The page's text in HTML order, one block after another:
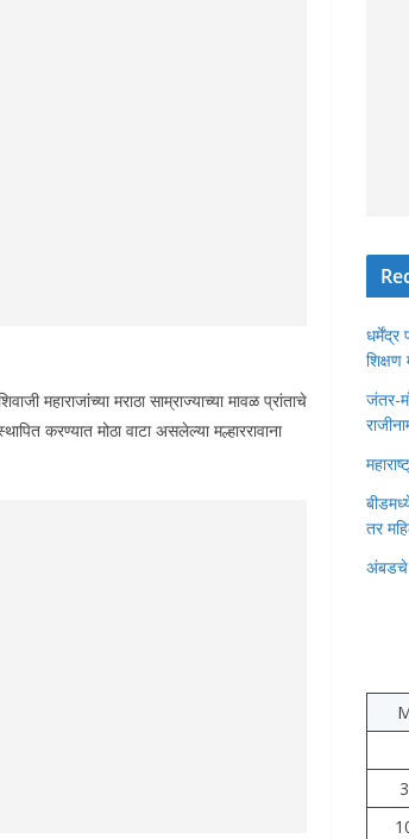
महाराजांच्या मराठा साम्राज्याच्या मावळ प्रांताचे
करण्यात मोठा वाटा असलेल्या मल्हाररावाना
धर्मेंद्र
शिक्षण
जंतर-
तर
अंबडचे
3